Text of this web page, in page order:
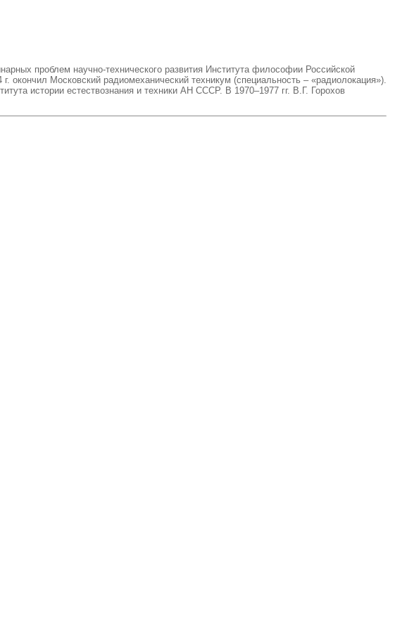
проблем научно-технического развития Института философии Российской
Московский радиомеханический техникум (специальность – «радиолокация»).
истории естествознания и техники АН СССР. В 1970–1977 гг. В.Г. Горохов